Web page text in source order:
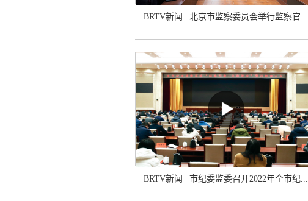
BRTV新闻 | 北京市监察委员会举行监察官...
BRTV新闻 | 市纪委监委召开2022年全市纪...